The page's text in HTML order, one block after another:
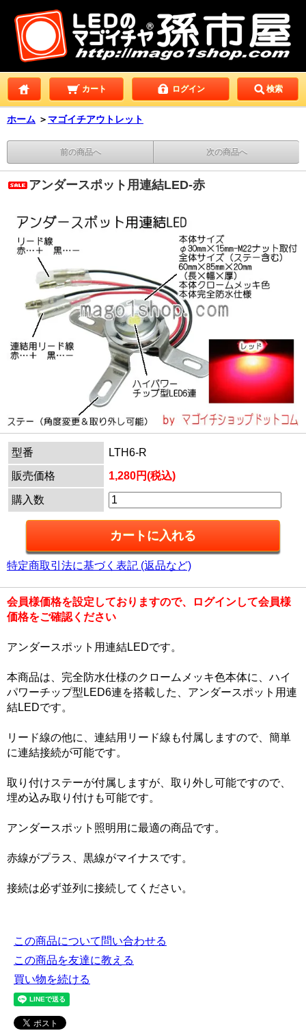
カート ログイン 検索
ホーム ＞ マゴイチアウトレット
前の商品へ 次の商品へ
アンダースポット用連結LED-赤
型番
LTH6-R
販売価格
1,280円(税込)
購入数
特定商取引法に基づく表記 (返品など)
会員様価格を設定しておりますので、ログインして会員様
価格をご確認ください
アンダースポット用連結LEDです。
本商品は、完全防水仕様のクロームメッキ色本体に、ハイ
パワーチップ型LED6連を搭載した、アンダースポット用連
結LEDです。
リード線の他に、連結用リード線も付属しますので、簡単
に連結接続が可能です。
取り付けステーが付属しますが、取り外し可能ですので、
埋め込み取り付けも可能です。
アンダースポット照明用に最適の商品です。
赤線がプラス、黒線がマイナスです。
接続は必ず並列に接続してください。
この商品について問い合わせる
この商品を友達に教える
買い物を続ける